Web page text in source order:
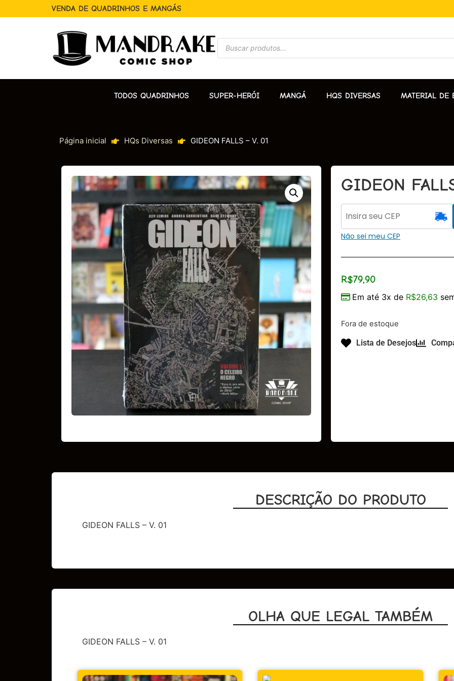
VENDA DE QUADRINHOS E MANGÁS
TODOS QUADRINHOS SUPER-HERÓI MANGÁ HQS DIVERSAS MATERIAL DE
Página inicial HQs Diversas GIDEON FALLS – V. 01
GIDEON
Não sei meu CEP
R$79,90
Em até 3x de R$26,63
Fora de estoque
Lista de Desejos
DESCRIÇÃO DO PRODUTO
GIDEON FALLS – V. 01
OLHA QUE LEGAL TAMBÉM
GIDEON FALLS – V. 01